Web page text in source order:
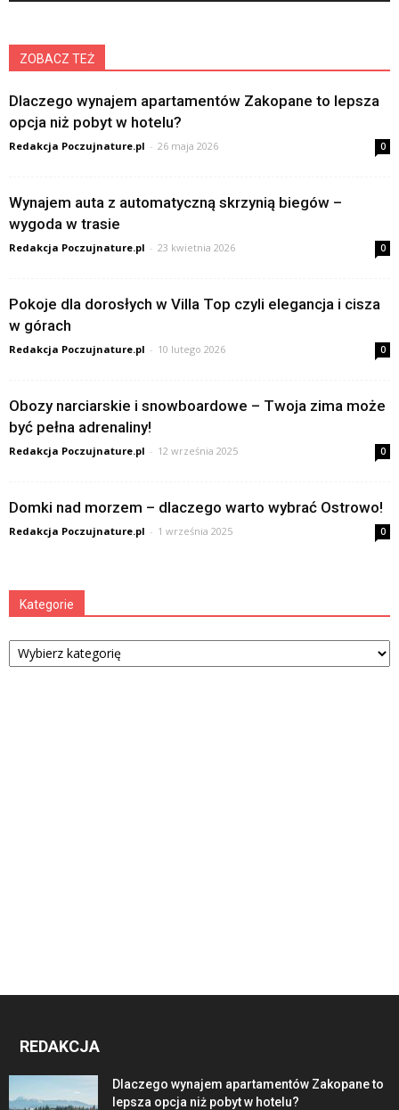
ZOBACZ TEŻ
Dlaczego wynajem apartamentów Zakopane to lepsza
opcja niż pobyt w hotelu?
Redakcja Poczujnature.pl - 26 maja 2026 0
Wynajem auta z automatyczną skrzynią biegów –
wygoda w trasie
Redakcja Poczujnature.pl - 23 kwietnia 2026 0
Pokoje dla dorosłych w Villa Top czyli elegancja i cisza
w górach
Redakcja Poczujnature.pl - 10 lutego 2026 0
Obozy narciarskie i snowboardowe – Twoja zima może
być pełna adrenaliny!
Redakcja Poczujnature.pl - 12 września 2025 0
Domki nad morzem – dlaczego warto wybrać Ostrowo!
Redakcja Poczujnature.pl - 1 września 2025 0
Kategorie
Kategorie
REDAKCJA
Dlaczego wynajem apartamentów Zakopane to
lepsza opcja niż pobyt w hotelu?